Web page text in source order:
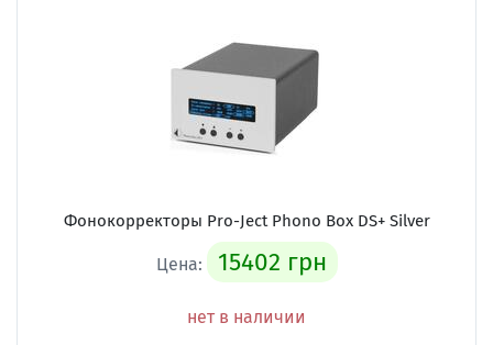
Фонокорректоры Pro-Ject Phono Box DS+ Silver
Цена: 15402 грн
нет в наличии